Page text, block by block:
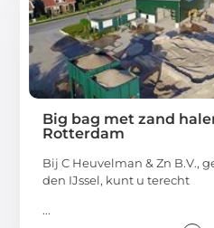
Big bag met zand
Rotterdam
Bij C Heuvelman & Zn B.V.,
den IJssel, kunt u terecht
...